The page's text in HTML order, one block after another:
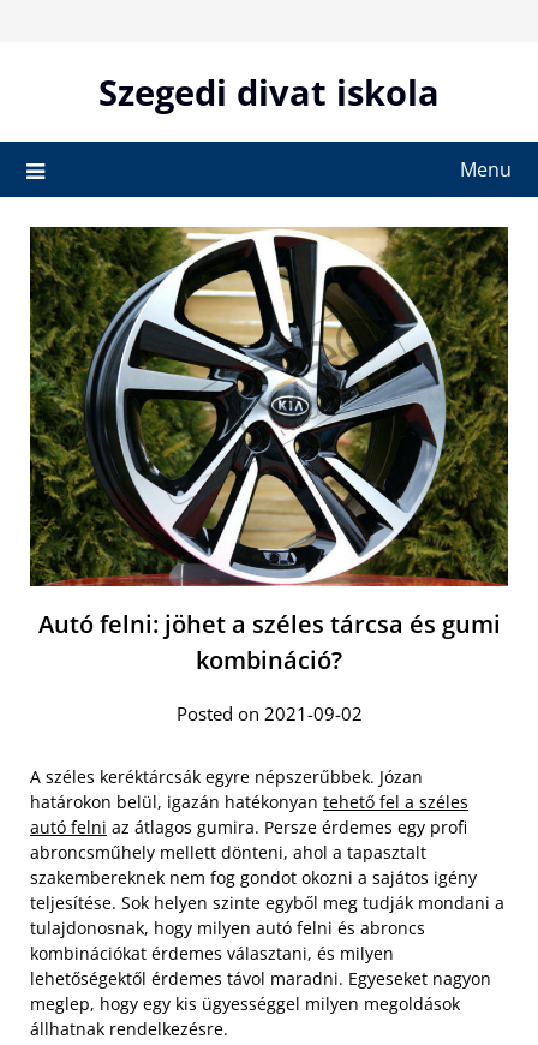
Szegedi divat iskola
Menu
Autó felni: jöhet a széles tárcsa és gumi
kombináció?
Posted on 2021-09-02
A széles keréktárcsák egyre népszerűbbek. Józan
határokon belül, igazán hatékonyan tehető fel a széles
autó felni az átlagos gumira. Persze érdemes egy profi
abroncsműhely mellett dönteni, ahol a tapasztalt
szakembereknek nem fog gondot okozni a sajátos igény
teljesítése. Sok helyen szinte egyből meg tudják mondani a
tulajdonosnak, hogy milyen autó felni és abroncs
kombinációkat érdemes választani, és milyen
lehetőségektől érdemes távol maradni. Egyeseket nagyon
meglep, hogy egy kis ügyességgel milyen megoldások
állhatnak rendelkezésre.